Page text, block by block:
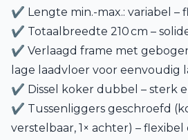
✔ Lengte min.-max.: variabel –
✔ Totaalbreedte 210 cm –
✔ Verlaagd frame met
lage laadvloer voor eenvoudig
✔ Dissel koker dubbel – sterk
✔ Tussenliggers geschroefd
verstelbaar, 1× achter) –